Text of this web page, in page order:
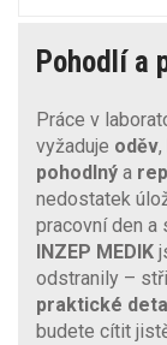
Pohodlí a
Práce v
vyžaduje oděv
pohodlný a
nedostatek
pracovní den a
INZEP MEDIK
odstranily –
praktické
budete cítit